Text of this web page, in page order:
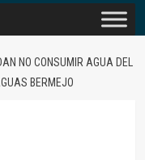
NO CONSUMIR AGUA DEL
BERMEJO